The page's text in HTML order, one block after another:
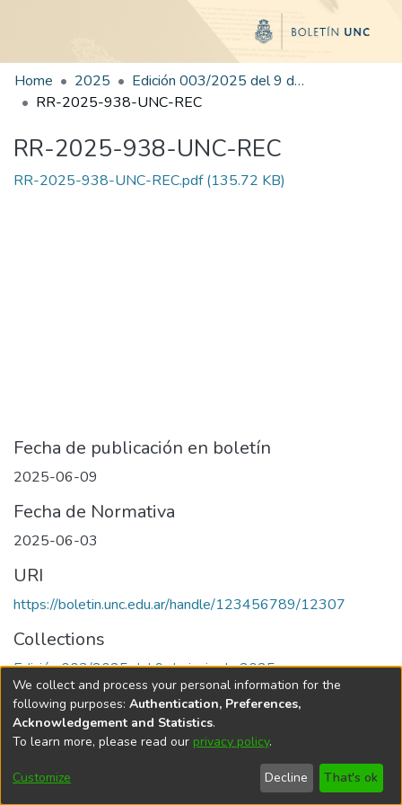
Home 2025
Edición 003/2025 del 9 de junio de 2025
RR-2025-938-UNC-REC
RR-2025-938-UNC-REC
RR-2025-938-UNC-REC.pdf(135.72 KB)
Fecha de publicación en boletín
2025-06-09
Fecha de Normativa
2025-06-03
URI
https://boletin.unc.edu.ar/handle/123456789/12307
Collections
Edición 003/2025 del 9 de junio de 2025
Universidad Nacional de Córdoba
We collect and process your personal information for the
following purposes: Authentication, Preferences,
Acknowledgement and Statistics.
To learn more, please read our privacy policy.
Customize Decline That's ok